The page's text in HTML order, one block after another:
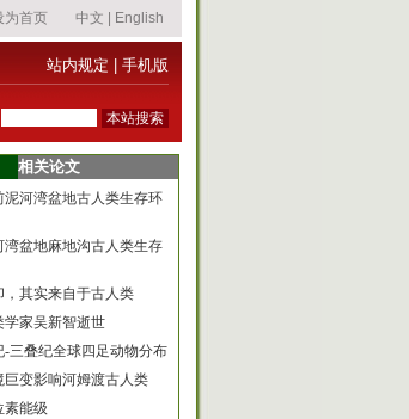
站内规定 手机版
相关论文
河湾盆地古人类生存环
湾盆地麻地沟古人类生存
，其实来自于古人类
学家吴新智逝世
三叠纪全球四足动物分布
变影响河姆渡古人类
素能级